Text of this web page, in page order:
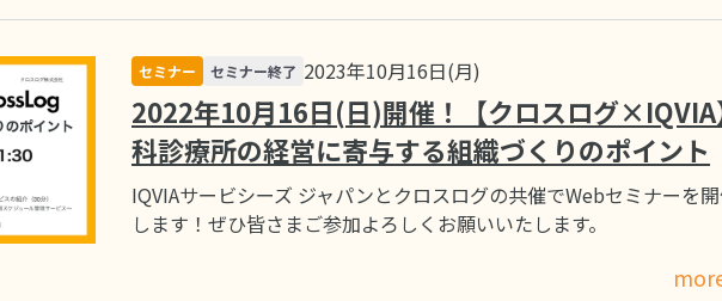
セミナー セミナー終了 2023年10月16日(月)
2022年10月16日(日)開催！【クロスログ×IQVIA
科診療所の経営に寄与する組織づくりのポイント
IQVIAサービシーズ ジャパンとクロスログの共催でWebセミナーを
します！ぜひ皆さまご参加よろしくお願いいたします。